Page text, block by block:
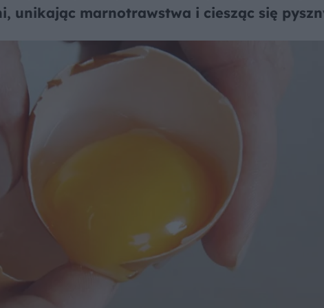
unikając marnotrawstwa i ciesząc się